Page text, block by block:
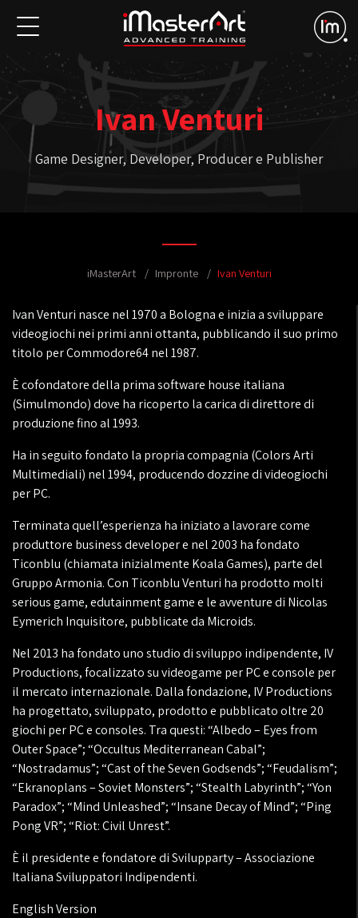
Ivan Venturi
Game Designer, Developer, Producer e Publisher
iMasterArt Impronte Ivan Venturi
Ivan Venturi nasce nel 1970 a Bologna e inizia a sviluppare
videogiochi nei primi anni ottanta, pubblicando il suo primo
titolo per Commodore64 nel 1987.
È cofondatore della prima software house italiana
(Simulmondo) dove ha ricoperto la carica di direttore di
produzione fino al 1993.
Ha in seguito fondato la propria compagnia (Colors Arti
Multimediali) nel 1994, producendo dozzine di videogiochi
per PC.
Terminata quell’esperienza ha iniziato a lavorare come
produttore business developer e nel 2003 ha fondato
Ticonblu (chiamata inizialmente Koala Games), parte del
Gruppo Armonia. Con Ticonblu Venturi ha prodotto molti
serious game, edutainment game e le avventure di Nicolas
Eymerich Inquisitore, pubblicate da Microids.
Nel 2013 ha fondato uno studio di sviluppo indipendente, IV
Productions, focalizzato su videogame per PC e console per
il mercato internazionale. Dalla fondazione, IV Productions
ha progettato, sviluppato, prodotto e pubblicato oltre 20
giochi per PC e consoles. Tra questi: “Albedo – Eyes from
Outer Space”; “Occultus Mediterranean Cabal”;
“Nostradamus”; “Cast of the Seven Godsends”; “Feudalism”;
“Ekranoplans – Soviet Monsters”; “Stealth Labyrinth”; “Yon
Paradox”; “Mind Unleashed”; “Insane Decay of Mind”; “Ping
Pong VR”; “Riot: Civil Unrest”.
È il presidente e fondatore di Svilupparty – Associazione
Italiana Sviluppatori Indipendenti.
English Version